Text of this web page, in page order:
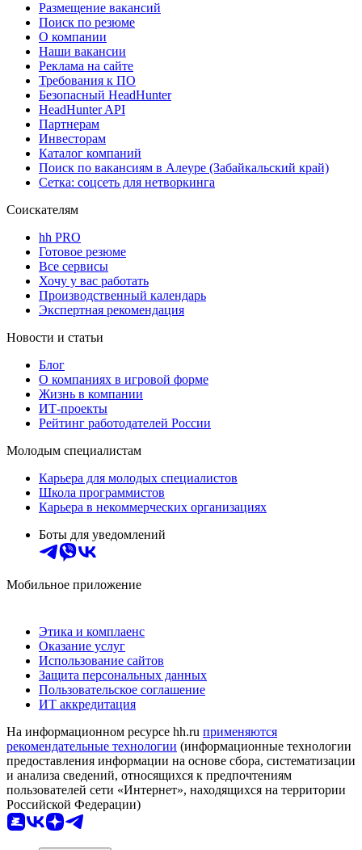
Размещение вакансий
Поиск по резюме
О компании
Наши вакансии
Реклама на сайте
Требования к ПО
Безопасный HeadHunter
HeadHunter API
Партнерам
Инвесторам
Каталог компаний
Поиск по вакансиям в Алеуре (Забайкальский край)
Сетка: соцсеть для нетворкинга
Соискателям
hh PRO
Готовое резюме
Все сервисы
Хочу у вас работать
Производственный календарь
Экспертная рекомендация
Новости и статьи
Блог
О компаниях в игровой форме
Жизнь в компании
ИТ-проекты
Рейтинг работодателей России
Молодым специалистам
Карьера для молодых специалистов
Школа программистов
Карьера в некоммерческих организациях
Боты для уведомлений
Мобильное приложение
Этика и комплаенс
Оказание услуг
Использование сайтов
Защита персональных данных
Пользовательское соглашение
ИТ аккредитация
На информационном ресурсе hh.ru применяются
рекомендательные технологии (информационные технологии
предоставления информации на основе сбора, систематизации
и анализа сведений, относящихся к предпочтениям
пользователей сети «Интернет», находящихся на территории
Российской Федерации)